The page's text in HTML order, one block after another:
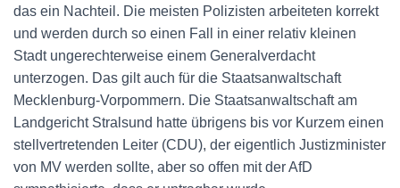
das ein Nachteil. Die meisten Polizisten arbeiteten korrekt
und werden durch so einen Fall in einer relativ kleinen
Stadt ungerechterweise einem Generalverdacht
unterzogen. Das gilt auch für die Staatsanwaltschaft
Mecklenburg-Vorpommern. Die Staatsanwaltschaft am
Landgericht Stralsund hatte übrigens bis vor Kurzem einen
stellvertretenden Leiter (CDU), der eigentlich Justizminister
von MV werden sollte, aber so offen mit der AfD